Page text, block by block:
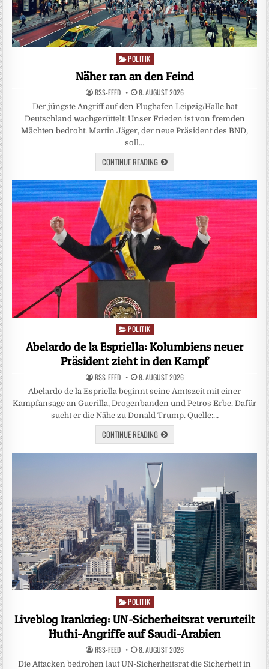
Posted
POLITIK
Näher ran an den Feind
RSS-FEED 8. AUGUST 2026
Der jüngste Angriff auf den Flughafen Leipzig/Halle hat
Deutschland wachgerüttelt: Unser Frieden ist von fremden
Mächten bedroht. Martin Jäger, der neue Präsident des BND,
soll…
CONTINUE READING
Posted
POLITIK
Abelardo de la Espriella: Kolumbiens neuer
Präsident zieht in den Kampf
RSS-FEED 8. AUGUST 2026
Abelardo de la Espriella beginnt seine Amtszeit mit einer
Kampfansage an Guerilla, Drogenbanden und Petros Erbe. Dafür
sucht er die Nähe zu Donald Trump. Quelle:…
CONTINUE READING
Posted
in
POLITIK
Liveblog Irankrieg: UN-Sicherheitsrat verurteilt
Huthi-Angriffe auf Saudi-Arabien
RSS-FEED 8. AUGUST 2026
Die Attacken bedrohen laut UN-Sicherheitsrat die Sicherheit in